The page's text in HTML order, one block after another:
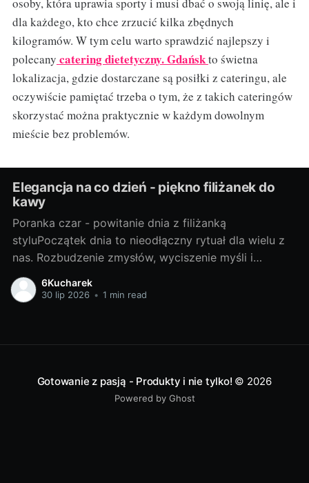
osoby, która uprawia sporty i musi dbać o swoją linię, ale i
dla każdego, kto chce zrzucić kilka zbędnych
kilogramów. W tym celu warto sprawdzić najlepszy i
polecany catering dietetyczny. Gdańskto świetna
lokalizacja, gdzie dostarczane są posiłki z cateringu, ale
oczywiście pamiętać trzeba o tym, że z takich cateringów
skorzystać można praktycznie w każdym dowolnym
mieście bez problemów.
Elegancja na co dzień - piękno filiżanek do
kawy
Poranka czar - powitanie dnia z filiżanką
styluPoczątek dnia to nieodłączny rytuał dla wielu z
nas. Rozbudzenie zmysłów, wyciszenie myśli i
subtelne przygotowanie do kolejnych godzin pełnych
wyzwań. W tym porannym spektaklu, na pierwszy
6Kucharek
30 lip 2026 • 1 min read
Gotowanie z pasją - Produkty i nie tylko! © 2026
Powered by Ghost